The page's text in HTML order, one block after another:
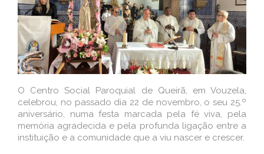
O Centro Social Paroquial de Queirã, em Vouzela,
celebrou, no passado dia 22 de novembro, o seu 25.º
aniversário, numa festa marcada pela fé viva, pela
memória agradecida e pela profunda ligação entre a
instituição e a comunidade que a viu nascer e crescer.